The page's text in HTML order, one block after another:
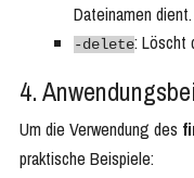
Dateinamen dient.
-delete: Löscht
4.
Um die Verwendung des
praktische Beispiele: